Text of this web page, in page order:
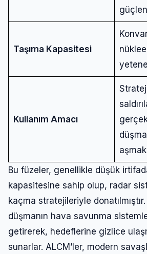
Taşıma Kapasitesi
Kullanım Amacı
aşmak
Bu füzeler, genellikle düşük
kapasitesine sahip olup, radar
kaçma stratejileriyle
düşmanın hava savunma
getirerek, hedeflerine gizlice
sunarlar. ALCM’ler, modern